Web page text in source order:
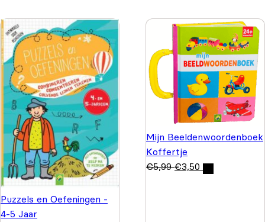
Puzzels en Oefeningen -
4-5 Jaar
Mijn Beeldenwoordenboek
Koffertje
€5,99 €3,50